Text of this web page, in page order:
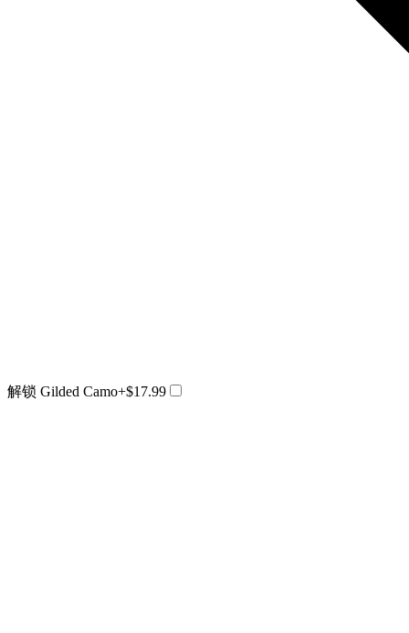
解锁 Gilded Camo+$17.99